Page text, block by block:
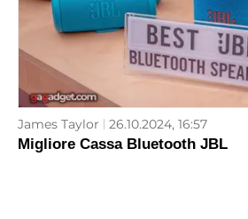
James Taylor 26.10.2024, 16:57
Migliore Cassa Bluetooth JBL